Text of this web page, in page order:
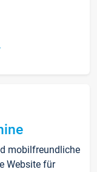
mobilfreundliche
Website für